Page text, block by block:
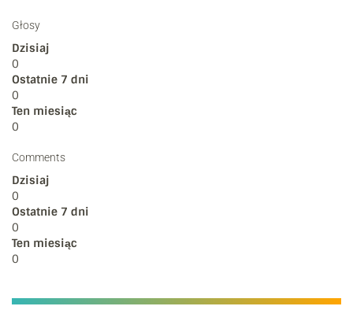
Głosy
Dzisiaj
0
Ostatnie 7 dni
0
Ten miesiąc
0
Comments
Dzisiaj
0
Ostatnie 7 dni
0
Ten miesiąc
0